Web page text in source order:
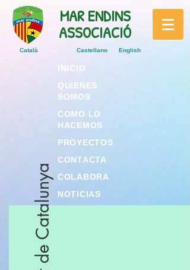
MAR ENDINS
ASSOCIACIÓ
Català Castellano English
INICIO
QUIENES
SOMOS
COMO LO
HACEMOS
PROYECTOS
CONTACTA
COLABORA
NOTICIAS